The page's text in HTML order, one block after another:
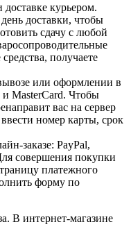
курьером.
доставки, чтобы
сдачу с любой
получаете
или оформлении в
и MasterCard. Чтобы
вас на сервер
номер карты, срок
заказе: PayPal,
совершения покупки
платежного
форму по
В интернет-магазине